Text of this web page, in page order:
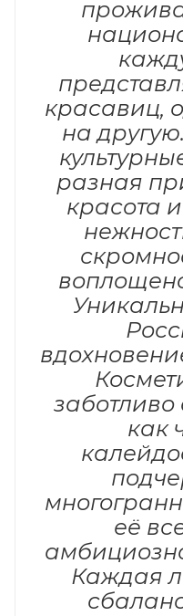
красавиц,
на
разная
красота
заботливо
как
её
Каждая